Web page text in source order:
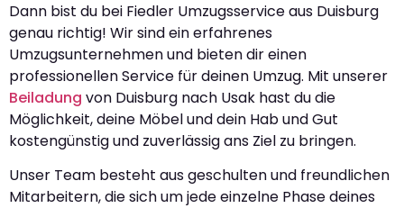
Dann bist du bei Fiedler Umzugsservice aus Duisburg
genau richtig! Wir sind ein erfahrenes
Umzugsunternehmen und bieten dir einen
professionellen Service für deinen Umzug. Mit unserer
Beiladung von Duisburg nach Usak hast du die
Möglichkeit, deine Möbel und dein Hab und Gut
kostengünstig und zuverlässig ans Ziel zu bringen.
Unser Team besteht aus geschulten und freundlichen
Mitarbeitern, die sich um jede einzelne Phase deines